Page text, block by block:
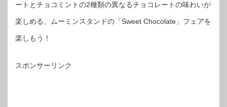
ートとチョコミントの2種類の異なるチョコレートの味わいが
楽しめる、ムーミンスタンドの「Sweet Chocolate」フェアを
楽しもう！
スポンサーリンク